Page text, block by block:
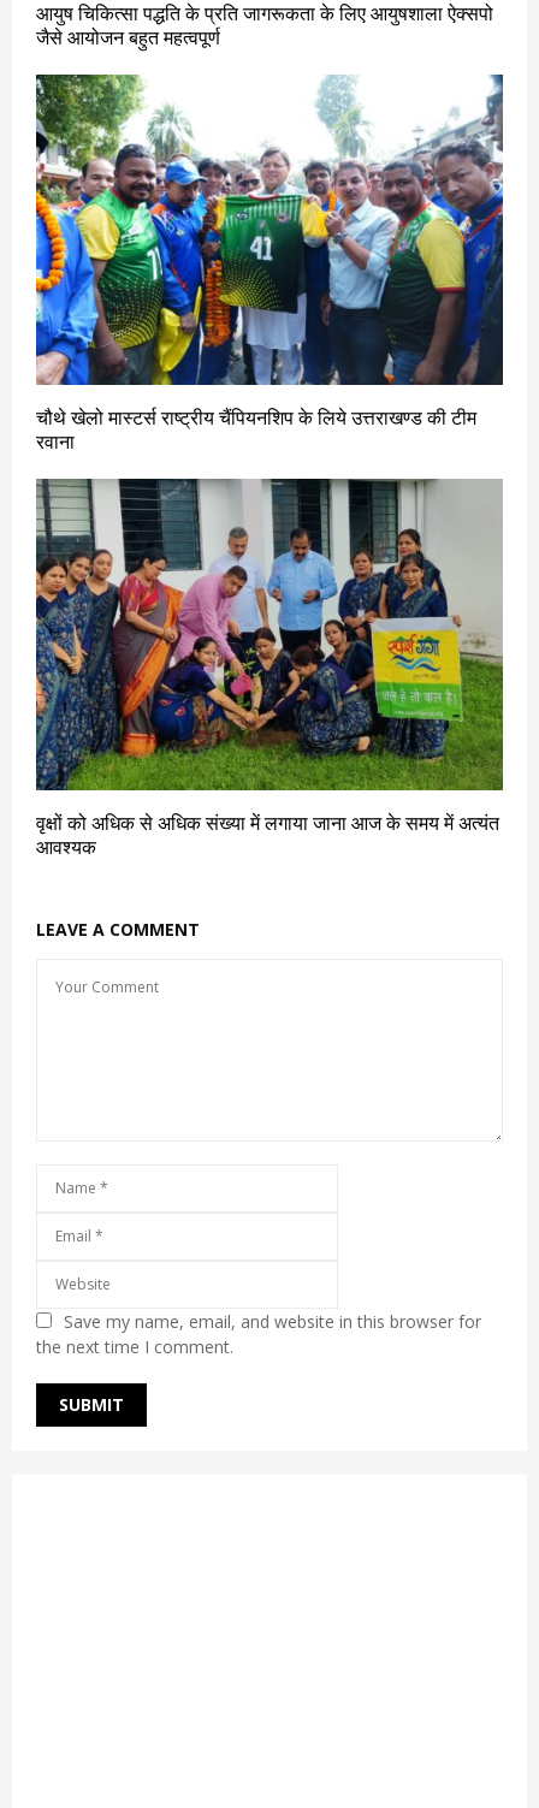
आयुष चिकित्सा पद्धति के प्रति जागरूकता के लिए आयुषशाला ऐक्सपो
जैसे आयोजन बहुत महत्वपूर्ण
चौथे खेलो मास्टर्स राष्ट्रीय चैंपियनशिप के लिये उत्तराखण्ड की टीम
रवाना
वृक्षों को अधिक से अधिक संख्या में लगाया जाना आज के समय में अत्यंत
आवश्यक
LEAVE A COMMENT
Save my name, email, and website in this browser for
the next time I comment.